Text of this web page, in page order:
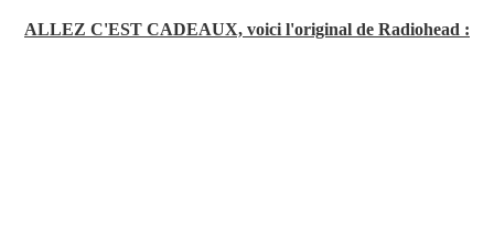
ALLEZ C'EST CADEAUX, voici l'original de Radiohead :